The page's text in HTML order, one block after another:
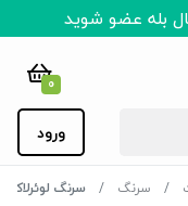
بله عضو شوید
0
ورود
سرنگ سرنگ لوئرلاک 5 سی سی آواپزشک